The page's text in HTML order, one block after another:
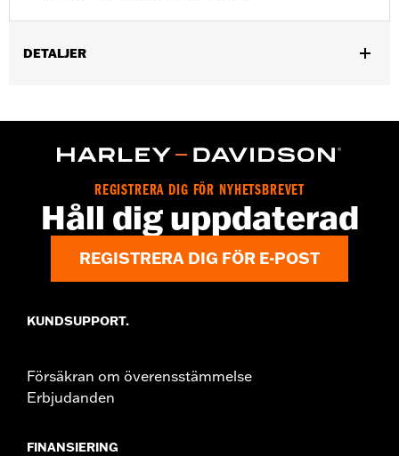
DETALJER
Functional Features:Waterproof
Dimension Description: SHAFT HEIGHT: 7” / HEEL HEIGHT:
REGISTRERA DIG FÖR NYHETSBREVET
Håll dig uppdaterad
REGISTRERA DIG FÖR E-POST
KUNDSUPPORT.
Försäkran om överensstämmelse
Erbjudanden
FINANSIERING